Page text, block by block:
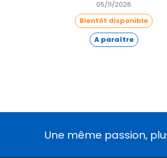
05/11/2026
Bientôt disponible
A paraître
Une même passion,